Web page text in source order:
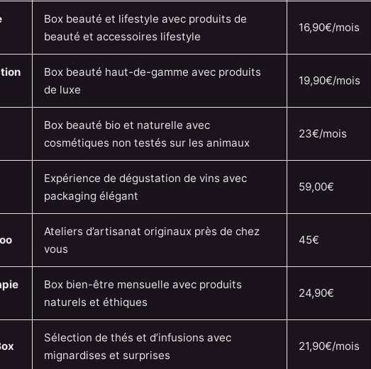
Box beauté et lifestyle avec produits de
beauté et accessoires lifestyle
16,90€/mois
Box beauté haut-de-gamme avec produits
de luxe
19,90€/mois
Box beauté bio et naturelle avec
cosmétiques non testés sur les animaux
23€/mois
Expérience de dégustation de vins avec
packaging élégant
59,00€
Ateliers d’artisanat originaux près de chez
vous
45€
Box bien-être mensuelle avec produits
naturels et éthiques
24,90€
Sélection de thés et d’infusions avec
mignardises et surprises
21,90€/mois